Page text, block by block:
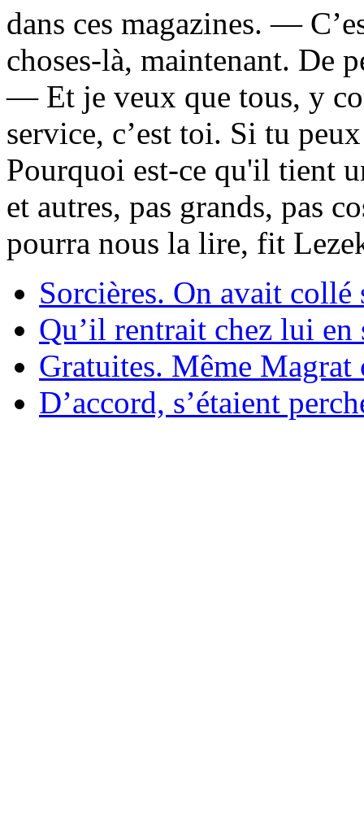
dans ces magazines. —
choses-là, maintenant. De
— Et je veux que tous, y
service, c’est toi. Si tu
Pourquoi est-ce qu'il tient
et autres, pas grands, pas
pourra nous la lire, fit
Sorcières. On avait collé
Qu’il rentrait chez lui en
Gratuites. Même Magrat
D’accord, s’étaient